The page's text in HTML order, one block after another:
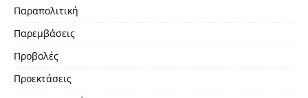
Παραπολιτική
Παρεμβάσεις
Προβολές
Προεκτάσεις